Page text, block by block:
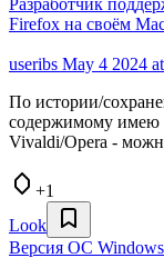
Разработчик
Firefox на своём
useribs May 4 2024
По истории/
содержимому имею
Vivaldi/Opera -
+1
Look
Версия ОС